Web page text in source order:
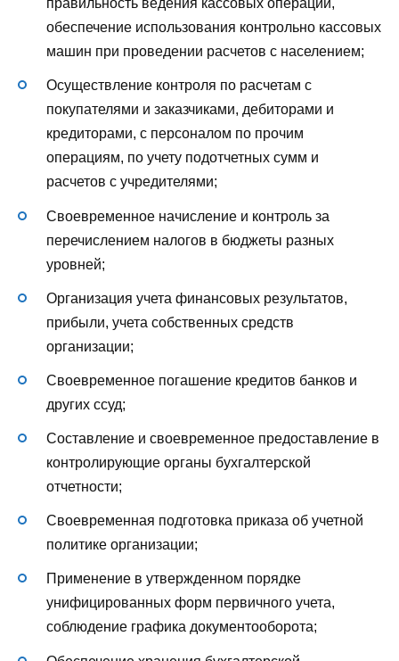
правильность ведения кассовых операций,
обеспечение использования контрольно кассовых
машин при проведении расчетов с населением;
Осуществление контроля по расчетам с
покупателями и заказчиками, дебиторами и
кредиторами, с персоналом по прочим
операциям, по учету подотчетных сумм и
расчетов с учредителями;
Своевременное начисление и контроль за
перечислением налогов в бюджеты разных
уровней;
Организация учета финансовых результатов,
прибыли, учета собственных средств
организации;
Своевременное погашение кредитов банков и
других ссуд;
Составление и своевременное предоставление в
контролирующие органы бухгалтерской
отчетности;
Своевременная подготовка приказа об учетной
политике организации;
Применение в утвержденном порядке
унифицированных форм первичного учета,
соблюдение графика документооборота;